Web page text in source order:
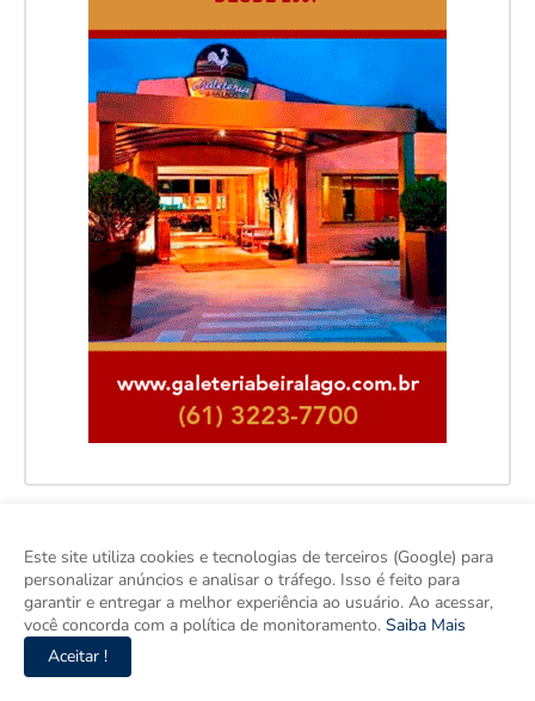
Este site utiliza cookies e tecnologias de terceiros (Google) para
personalizar anúncios e analisar o tráfego. Isso é feito para
garantir e entregar a melhor experiência ao usuário. Ao acessar,
você concorda com a política de monitoramento. Saiba Mais
Aceitar !